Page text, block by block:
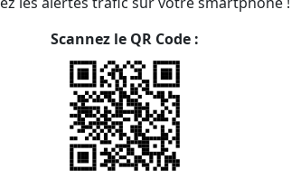
452m
Scannez le QR Code :